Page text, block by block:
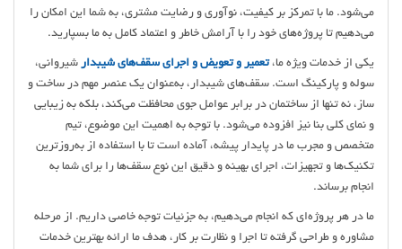
می‌شود. ما با تمرکز بر کیفیت، نوآوری و رضایت مشتری، به شما این امکان را
می‌دهیم تا پروژه‌های خود را با آرامش خاطر و اعتماد کامل به ما بسپارید.
یکی از خدمات ویژه ما،تعمیر و تعویض و اجرای سقف‌های شیبدار شیروانی،
سوله و پارکینگ است. سقف‌های شیبدار، به‌عنوان یک عنصر مهم در ساخت و
ساز، نه تنها از ساختمان در برابر عوامل جوی محافظت می‌کند، بلکه به زیبایی
و نمای کلی بنا نیز افزوده می‌شود. با توجه به اهمیت این موضوع، تیم
متخصص و مجرب ما در پایدار پیشه، آماده است تا با استفاده از به‌روزترین
تکنیک‌ها و تجهیزات، اجرای بهینه و دقیق این نوع سقف‌ها را برای شما به
انجام برساند.
ما در هر پروژه‌ای که انجام می‌دهیم، به جزئیات توجه خاصی داریم. از مرحله
مشاوره و طراحی گرفته تا اجرا و نظارت بر کار، هدف ما ارائه بهترین خدمات